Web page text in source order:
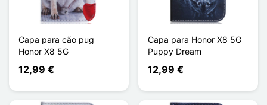
Capa para cão pug
Honor X8 5G
12,99 €
Capa para Honor X8 5G
Puppy Dream
12,99 €